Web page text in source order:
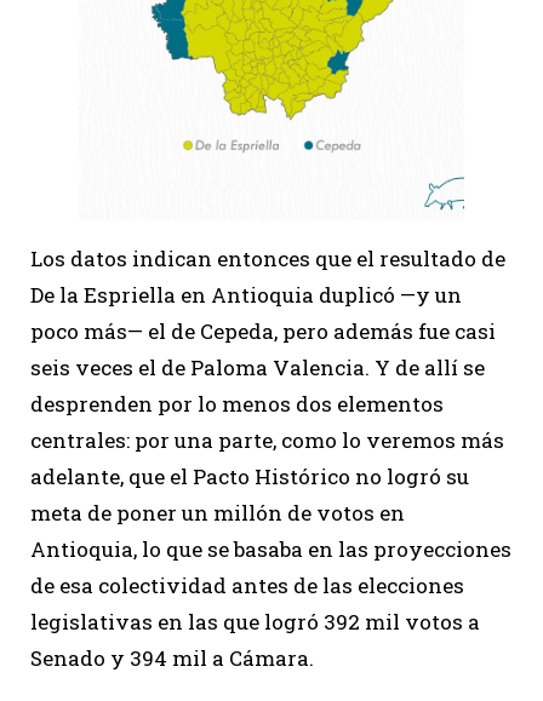
Los datos indican entonces que el resultado de
De la Espriella en Antioquia duplicó —y un
poco más— el de Cepeda, pero además fue casi
seis veces el de Paloma Valencia. Y de allí se
desprenden por lo menos dos elementos
centrales: por una parte, como lo veremos más
adelante, que el Pacto Histórico no logró su
meta de poner un millón de votos en
Antioquia, lo que se basaba en las proyecciones
de esa colectividad antes de las elecciones
legislativas en las que logró 392 mil votos a
Senado y 394 mil a Cámara.